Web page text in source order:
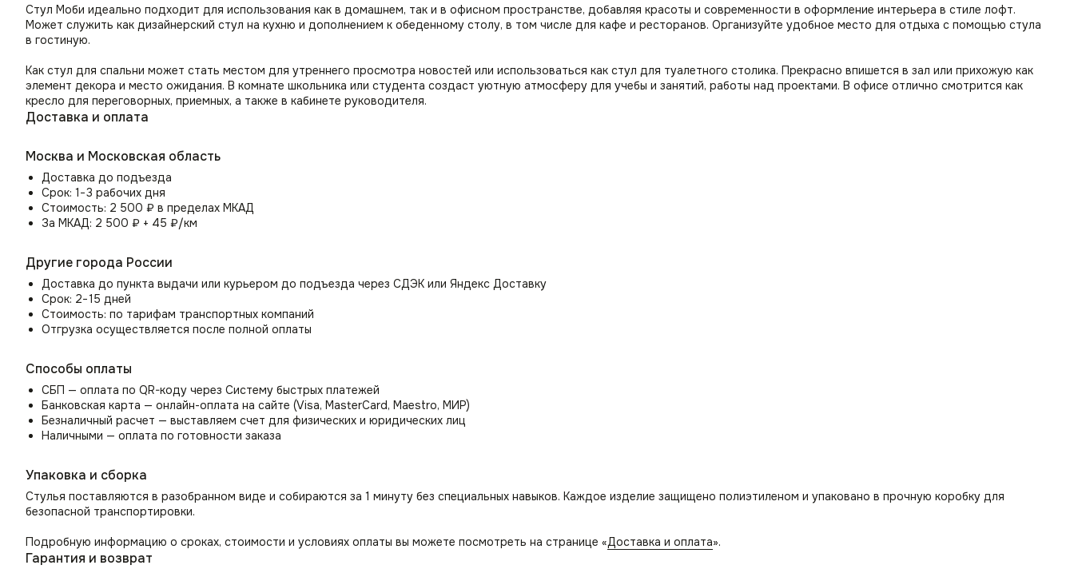
Стул Моби идеально подходит для использования как в домашнем, так и в офисном пространстве, добавляя красоты и современности в оформление интерьера в стиле лофт.
Может служить как дизайнерский стул на кухню и дополнением к обеденному столу, в том числе для кафе и ресторанов. Организуйте удобное место для отдыха с помощью стула
в гостиную.
Как стул для спальни может стать местом для утреннего просмотра новостей или использоваться как стул для туалетного столика. Прекрасно впишется в зал или прихожую как
элемент декора и место ожидания. В комнате школьника или студента создаст уютную атмосферу для учебы и занятий, работы над проектами. В офисе отлично смотрится как
кресло для переговорных, приемных, а также в кабинете руководителя.
Доставка и оплата
Москва и Московская область
Доставка до подъезда
Срок: 1−3 рабочих дня
Стоимость: 2 500 ₽ в пределах МКАД
За МКАД: 2 500 ₽ + 45 ₽/км
Другие города России
Доставка до пункта выдачи или курьером до подъезда через СДЭК или Яндекс Доставку
Срок: 2−15 дней
Стоимость: по тарифам транспортных компаний
Отгрузка осуществляется после полной оплаты
Способы оплаты
СБП — оплата по QR-коду через Систему быстрых платежей
Банковская карта — онлайн-оплата на сайте (Visa, MasterCard, Maestro, МИР)
Безналичный расчет — выставляем счет для физических и юридических лиц
Наличными — оплата по готовности заказа
Упаковка и сборка
Стулья поставляются в разобранном виде и собираются за 1 минуту без специальных навыков. Каждое изделие защищено полиэтиленом и упаковано в прочную коробку для
безопасной транспортировки.
Подробную информацию о сроках, стоимости и условиях оплаты вы можете посмотреть на странице «Доставка и оплата».
Гарантия и возврат